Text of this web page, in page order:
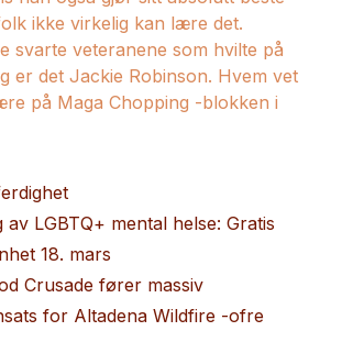
ikke virkelig kan lære det.
svarte veteranene som hvilte på
er det Jackie Robinson. Hvem vet
på Maga Chopping -blokken i
av LGBTQ+ mental helse: Gratis
18. mars
Crusade fører massiv
for Altadena Wildfire -ofre